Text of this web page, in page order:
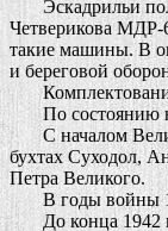
Эскадрильи
Четверикова МДР-
такие машины. В
и береговой
Комплектование
По состоянию на
С началом
бухтах Суходол,
Петра Великого.
В годы войны 16-
До конца 1942 г.